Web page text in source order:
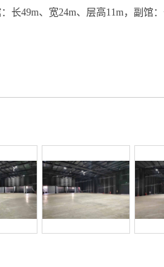
长49m、宽24m、层高11m，副馆